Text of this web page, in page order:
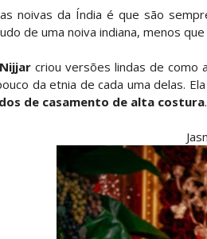
noivas da Índia é que são
de uma noiva indiana, menos
criou versões lindas de como
da etnia de cada uma delas.
de casamento de alta costura